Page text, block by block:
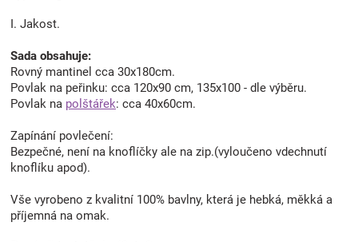
I. Jakost.
Sada obsahuje:
Rovný mantinel cca 30x180cm.
Povlak na peřinku: cca 120x90 cm, 135x100 - dle výběru.
Povlak na polštářek: cca 40x60cm.
Zapínání povlečení:
Bezpečné, není na knoflíčky ale na zip.(vyloučeno vdechnutí
knoflíku apod).
Vše vyrobeno z kvalitní 100% bavlny, která je hebká, měkká a
příjemná na omak.